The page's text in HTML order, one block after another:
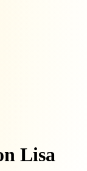
Lisa